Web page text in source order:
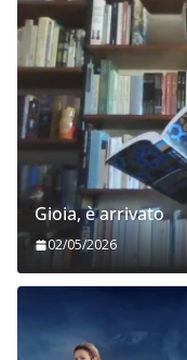
Gioia, è arrivato
02/05/2026